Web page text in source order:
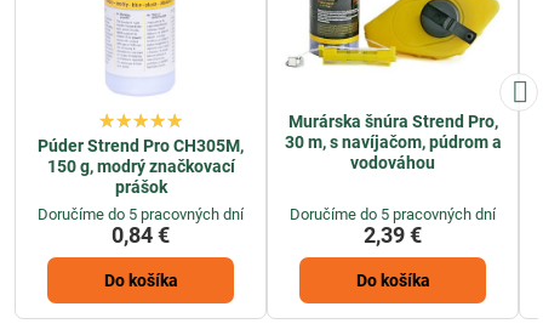
Púder Strend Pro CH305M,
150 g, modrý značkovací
prášok
Doručíme do 5 pracovných dní
0,84 €
Do košíka
Murárska šnúra Strend Pro,
30 m, s navíjačom, púdrom a
vodováhou
Doručíme do 5 pracovných dní
2,39 €
Do košíka